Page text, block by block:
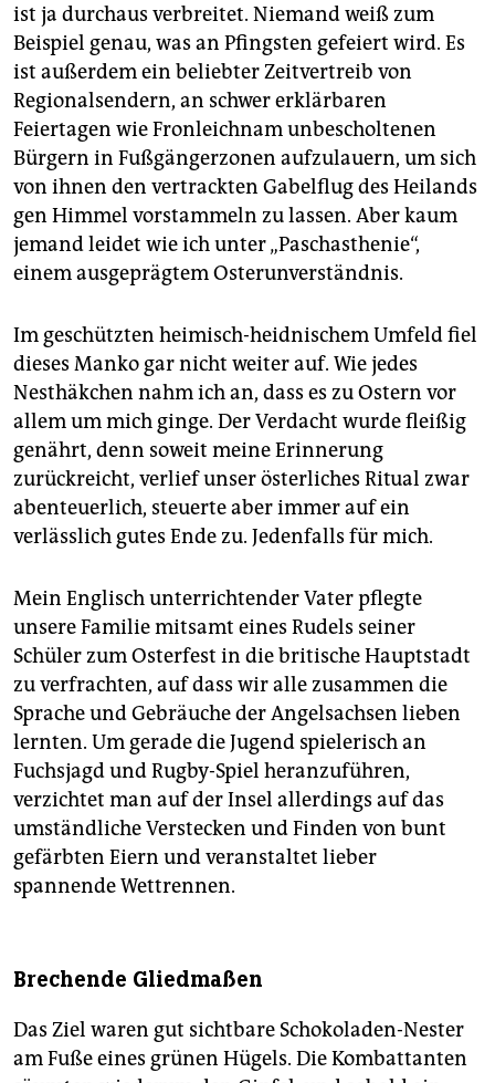
ist ja durchaus verbreitet. Niemand weiß zum
Beispiel genau, was an Pfingsten gefeiert wird. Es
ist außerdem ein beliebter Zeitvertreib von
Regionalsendern, an schwer erklärbaren
Feiertagen wie Fronleichnam unbescholtenen
Bürgern in Fußgängerzonen aufzulauern, um sich
von ihnen den vertrackten Gabelflug des Heilands
gen Himmel vorstammeln zu lassen. Aber kaum
jemand leidet wie ich unter „Paschasthenie“,
einem ausgeprägtem Osterunverständnis.
Im geschützten heimisch-heidnischem Umfeld fiel
dieses Manko gar nicht weiter auf. Wie jedes
Nesthäkchen nahm ich an, dass es zu Ostern vor
allem um mich ginge. Der Verdacht wurde fleißig
genährt, denn soweit meine Erinnerung
zurückreicht, verlief unser österliches Ritual zwar
abenteuerlich, steuerte aber immer auf ein
verlässlich gutes Ende zu. Jedenfalls für mich.
Mein Englisch unterrichtender Vater pflegte
unsere Familie mitsamt eines Rudels seiner
Schüler zum Osterfest in die britische Hauptstadt
zu verfrachten, auf dass wir alle zusammen die
Sprache und Gebräuche der Angelsachsen lieben
lernten. Um gerade die Jugend spielerisch an
Fuchsjagd und Rugby-Spiel heranzuführen,
verzichtet man auf der Insel allerdings auf das
umständliche Verstecken und Finden von bunt
gefärbten Eiern und veranstaltet lieber
spannende Wettrennen.
Brechende Gliedmaßen
Das Ziel waren gut sichtbare Schokoladen-Nester
am Fuße eines grünen Hügels. Die Kombattanten